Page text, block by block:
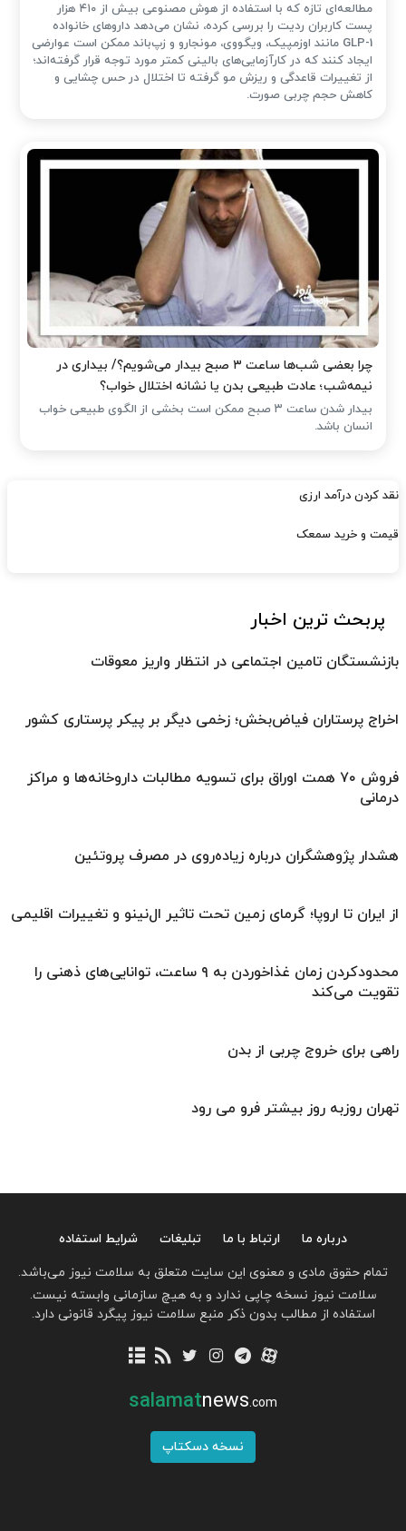
مطالعه‌ای تازه که با استفاده از هوش مصنوعی بیش از ۴۱۰ هزار
پست کاربران ردیت را بررسی کرده، نشان می‌دهد داروهای خانواده
GLP-1 مانند اوزمپیک، ویگووی، مونجارو و زپ‌باند ممکن است عوارضی
ایجاد کنند که در کارآزمایی‌های بالینی کمتر مورد توجه قرار گرفته‌اند؛
از تغییرات قاعدگی و ریزش مو گرفته تا اختلال در حس چشایی و
کاهش حجم چربی صورت.
چرا بعضی شب‌ها ساعت ۳ صبح بیدار می‌شویم؟/ بیداری در
نیمه‌شب؛ عادت طبیعی بدن یا نشانه اختلال خواب؟
بیدار شدن ساعت ۳ صبح ممکن است بخشی از الگوی طبیعی خواب
انسان باشد.
نقد کردن درآمد ارزی
قیمت و خرید سمعک
پربحث ترین اخبار
بازنشستگان تامین اجتماعی در انتظار واریز معوقات
اخراج پرستاران فیاض‌بخش؛ زخمی دیگر بر پیکر پرستاری کشور
فروش ۷۰ همت اوراق برای تسویه مطالبات داروخانه‌ها و مراکز
درمانی
هشدار پژوهشگران درباره زیاده‌روی در مصرف پروتئین
از ایران تا اروپا؛ گرمای زمین تحت تاثیر ال‌نینو و تغییرات اقلیمی
محدودکردن زمان غذاخوردن به ۹ ساعت، توانایی‌های ذهنی را
تقویت می‌کند
راهی برای خروج چربی از بدن
تهران روزبه ‌روز بیشتر فرو می‌ رود
درباره ما ارتباط با ما تبلیغات
شرایط استفاده
تمام حقوق مادی و معنوی این سایت متعلق به سلامت نیوز می‌باشد.
سلامت نیوز نسخه چاپی ندارد و به هیچ سازمانی وابسته نیست.
استفاده از مطالب بدون ذکر منبع سلامت نیوز پیگرد قانونی دارد.
salamatnews.com
نسخه دسکتاپ